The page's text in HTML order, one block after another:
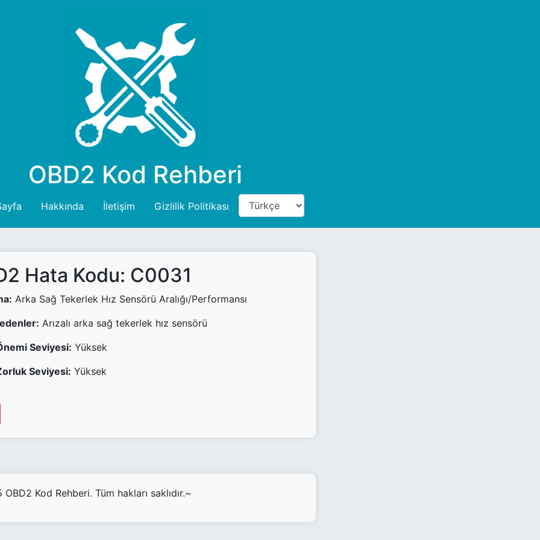
OBD2 Kod Rehberi
Hakkında İletişim Gizlilik Politikası
Hata Kodu: C0031
Arka Sağ Tekerlek Hız Sensörü Aralığı/Performansı
Arızalı arka sağ tekerlek hız sensörü
Seviyesi: Yüksek
Seviyesi: Yüksek
Kod Rehberi. Tüm hakları saklıdır.~